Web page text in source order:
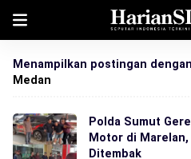
Menampilkan postingan
Medan
Polda Sumut
Motor di
Ditembak